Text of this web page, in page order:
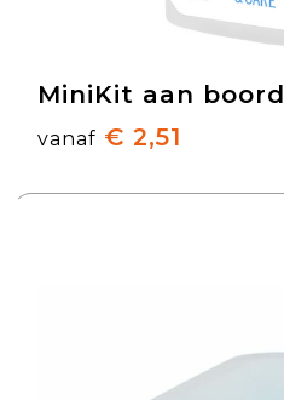
MiniKit aan boord
vanaf € 2,51